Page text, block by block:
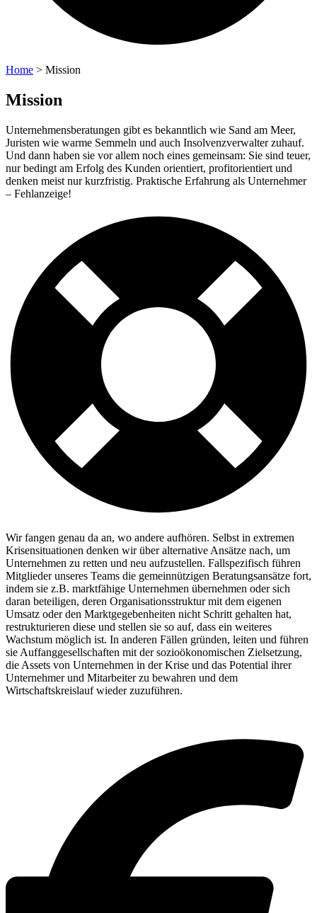
Home > Mission
Mission
Unternehmensberatungen gibt es bekanntlich wie Sand am Meer,
Juristen wie warme Semmeln und auch Insolvenzverwalter zuhauf.
Und dann haben sie vor allem noch eines gemeinsam: Sie sind teuer,
nur bedingt am Erfolg des Kunden orientiert, profitorientiert und
denken meist nur kurzfristig. Praktische Erfahrung als Unternehmer
– Fehlanzeige!
Wir fangen genau da an, wo andere aufhören. Selbst in extremen
Krisensituationen denken wir über alternative Ansätze nach, um
Unternehmen zu retten und neu aufzustellen. Fallspezifisch führen
Mitglieder unseres Teams die gemeinnützigen Beratungsansätze fort,
indem sie z.B. marktfähige Unternehmen übernehmen oder sich
daran beteiligen, deren Organisationsstruktur mit dem eigenen
Umsatz oder den Marktgegebenheiten nicht Schritt gehalten hat,
restrukturieren diese und stellen sie so auf, dass ein weiteres
Wachstum möglich ist. In anderen Fällen gründen, leiten und führen
sie Auffanggesellschaften mit der sozioökonomischen Zielsetzung,
die Assets von Unternehmen in der Krise und das Potential ihrer
Unternehmer und Mitarbeiter zu bewahren und dem
Wirtschaftskreislauf wieder zuzuführen.